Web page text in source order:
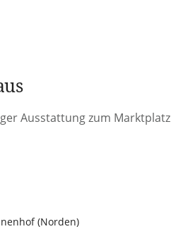
Ausstattung zum Marktplatz
(Norden)